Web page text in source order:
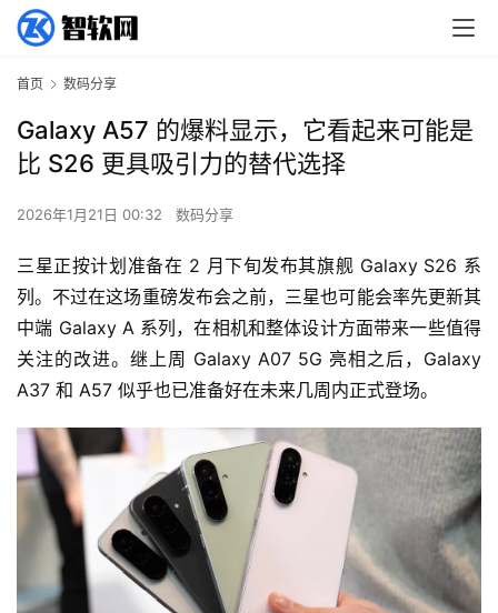
首页 数码分享
Galaxy A57 的爆料显示，它看起来可能是
比 S26 更具吸引力的替代选择
2026年1月21日 00:32 数码分享
三星正按计划准备在 2 月下旬发布其旗舰 Galaxy S26 系
列。不过在这场重磅发布会之前，三星也可能会率先更新其
中端 Galaxy A 系列，在相机和整体设计方面带来一些值得
关注的改进。继上周 Galaxy A07 5G 亮相之后，Galaxy
A37 和 A57 似乎也已准备好在未来几周内正式登场。